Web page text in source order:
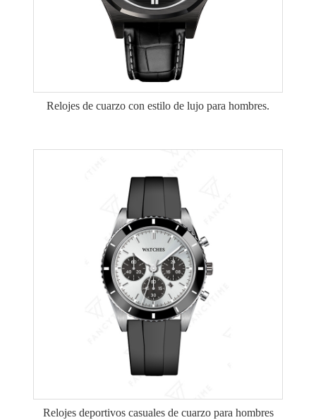
Relojes de cuarzo con estilo de lujo para hombres.
Relojes deportivos casuales de cuarzo para hombres